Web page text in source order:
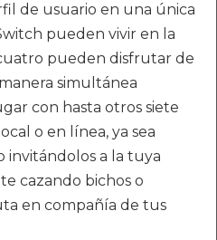
de usuario en una única
pueden vivir en la
pueden disfrutar de
simultánea
con hasta otros siete
o en línea, ya sea
invitándolos a la tuya
cazando bichos o
en compañía de tus